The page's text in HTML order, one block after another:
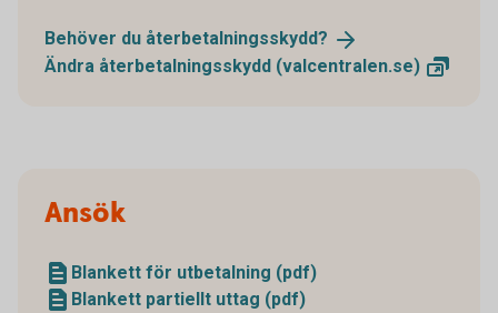
Behöver du återbetalningsskydd?
Ändra återbetalningsskydd (valcentralen.se)
Ansök
Blankett för utbetalning (pdf)
Blankett partiellt uttag (pdf)